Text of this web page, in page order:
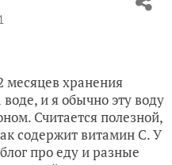
месяцев хранения
и я обычно эту воду
Считается полезной,
содержит витамин С. У
про еду и разные